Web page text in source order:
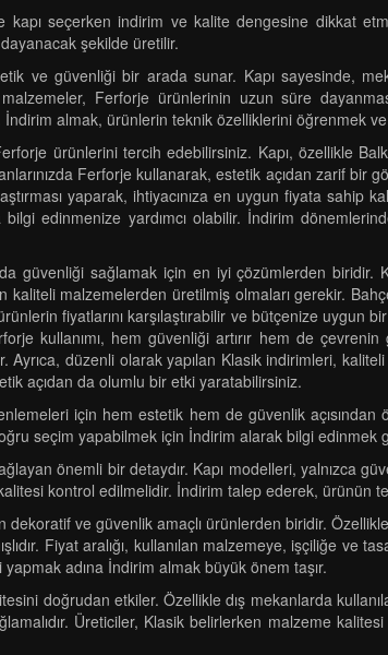
kapı seçerken indirim ve kalite dengesine dikkat
şekilde üretilir.
ve güvenliği bir arada sunar. Kapı sayesinde,
Ferforje ürünlerinin uzun süre
almak, ürünlerin teknik özelliklerini öğrenmek
ürünlerini tercih edebilirsiniz. Kapı, özellikle
Ferforje kullanarak, estetik açıdan zarif bir
yaparak, ihtiyacınıza en uygun fiyata sahip
bilgi edinmenize yardımcı olabilir. İndirim
güvenliği sağlamak için en iyi çözümlerden biridir.
malzemelerden üretilmiş olmaları gerekir.
fiyatlarını karşılaştırabilir ve bütçenize
kullanımı, hem güvenliği artırır hem de
Ayrıca, düzenli olarak yapılan Klasik indirimleri,
açıdan da olumlu bir etki yaratabilirsiniz.
için hem estetik hem de güvenlik açısından
seçim yapabilmek için İndirim alarak bilgi edinmek
önemli bir detaydır. Kapı modelleri, yalnızca
kontrol edilmelidir. İndirim talep ederek, ürünün
ve güvenlik amaçlı ürünlerden biridir. Özellikle
Fiyat aralığı, kullanılan malzemeye, işçiliğe ve
adına İndirim almak büyük önem taşır.
doğrudan etkiler. Özellikle dış mekanlarda
Üreticiler, Klasik belirlerken malzeme